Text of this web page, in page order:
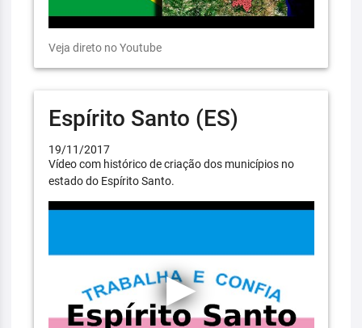
Veja direto no Youtube
Espírito Santo (ES)
19/11/2017
Vídeo com histórico de criação dos municípios no
estado do Espírito Santo.